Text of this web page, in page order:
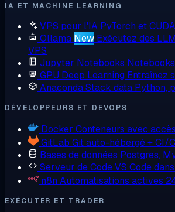
IA ET MACHINE LEARNING
VPS pour l'IA PyTorch et
Ollama New Exécutez des
VPS
Jupyter Notebooks
GPU Deep Learning Entraînez
AnacondaStack data Python,
DÉVELOPPEURS ET DEVOPS
Docker Conteneurs avec
GitLab Git auto-hébergé + CI/
Bases de données Postgres,
Serveur de CodeVS Code
n8n Automatisations actives
EXÉCUTER ET TRADER